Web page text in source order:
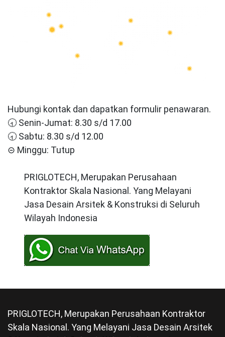
Hubungi kontak dan dapatkan formulir penawaran.
🕣 Senin-Jumat: 8.30 s/d 17.00
🕣 Sabtu: 8.30 s/d 12.00
⊝ Minggu: Tutup
PRIGLOTECH, Merupakan Perusahaan
Kontraktor Skala Nasional. Yang Melayani
Jasa Desain Arsitek & Konstruksi di Seluruh
Wilayah Indonesia
PRIGLOTECH, Merupakan Perusahaan Kontraktor
Skala Nasional. Yang Melayani Jasa Desain Arsitek